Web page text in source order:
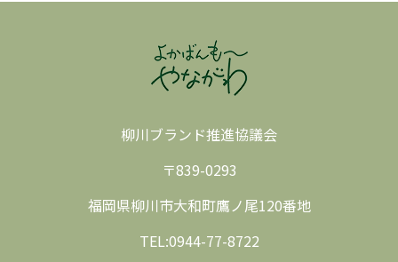
柳川ブランド推進協議会
〒839-0293
福岡県柳川市大和町鷹ノ尾120番地
TEL:0944-77-8722